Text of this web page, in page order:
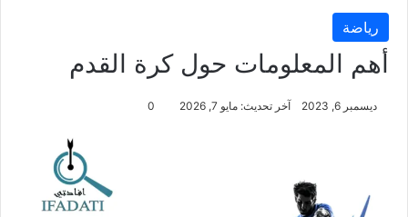
رياضة
أهم المعلومات حول كرة القدم
ديسمبر 6, 2023 آخر تحديث: مايو 7, 2026 0